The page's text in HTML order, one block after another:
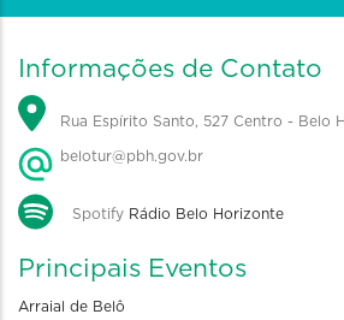
Informações de Contato
Rua Espírito Santo, 527 Centro - Belo
belotur@pbh.gov.br
Spotify Rádio Belo Horizonte
Principais Eventos
Arraial de Belô